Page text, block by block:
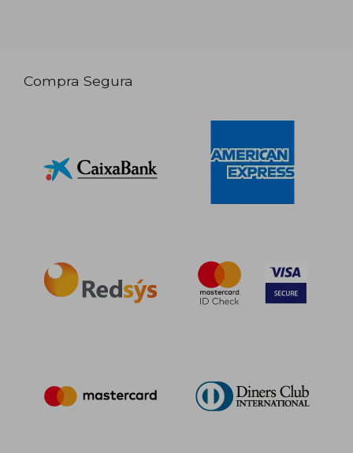
Compra Segura